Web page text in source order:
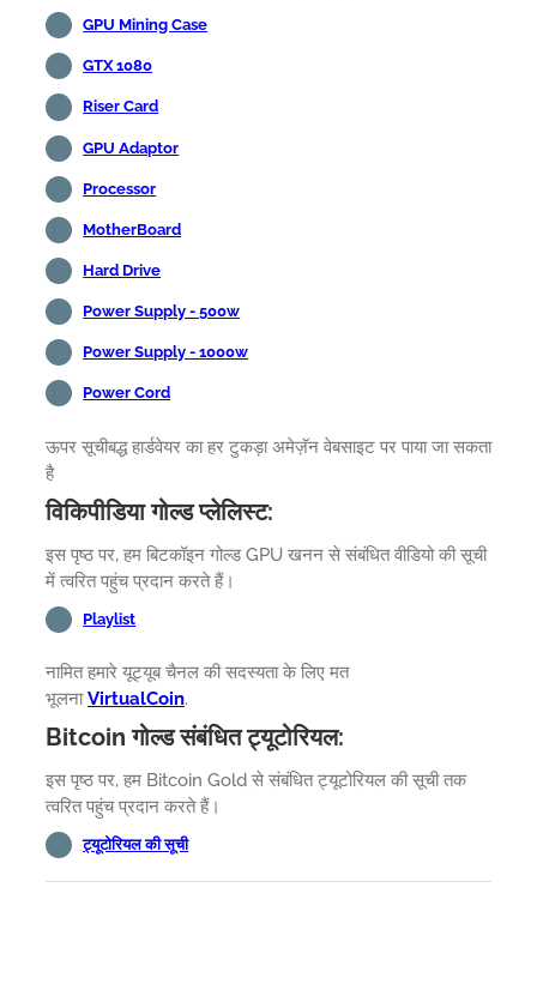
GPU Mining Case
GTX 1080
Riser Card
GPU Adaptor
Processor
MotherBoard
Hard Drive
Power Supply - 500w
Power Supply - 1000w
Power Cord
ऊपर सूचीबद्ध हार्डवेयर का हर टुकड़ा अमेज़ॅन वेबसाइट पर पाया जा सकता
है
विकिपीडिया गोल्ड प्लेलिस्ट:
इस पृष्ठ पर, हम बिटकॉइन गोल्ड GPU खनन से संबंधित वीडियो की सूची
में त्वरित पहुंच प्रदान करते हैं।
Playlist
नामित हमारे यूट्यूब चैनल की सदस्यता के लिए मत
भूलनाVirtualCoin.
Bitcoin गोल्ड संबंधित ट्यूटोरियल:
इस पृष्ठ पर, हम Bitcoin Gold से संबंधित ट्यूटोरियल की सूची तक
त्वरित पहुंच प्रदान करते हैं।
ट्यूटोरियल की सूची